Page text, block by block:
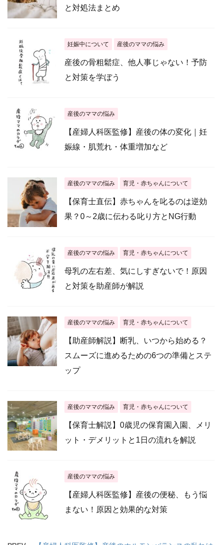
と対処法まとめ
妊娠中について 産後のママの悩み
産後の骨粗鬆症、他人事じゃない！予防
と対策を学ぼう
産後のママの悩み
【産婦人科医監修】産後の体の変化｜妊
娠線・肌荒れ・体重増加など
産後のママの悩み 育児・赤ちゃんについて
【保育士直伝】赤ちゃんを叱るのは逆効
果？0～2歳に伝わる叱り方とNG行動
産後のママの悩み 育児・赤ちゃんについて
母乳の左右差、気にしすぎないで！原因
と対策を助産師が解説
産後のママの悩み 育児・赤ちゃんについて
【助産師解説】断乳、いつから始める？
スムーズに進めるための6つの準備とステ
ップ
産後のママの悩み 育児・赤ちゃんについて
【保育士解説】0歳児の保育園入園、メリ
ット・デメリットと1日の流れを解説
産後のママの悩み
【産婦人科医監修】産後の便秘、もう悩
まない！原因と効果的な対策